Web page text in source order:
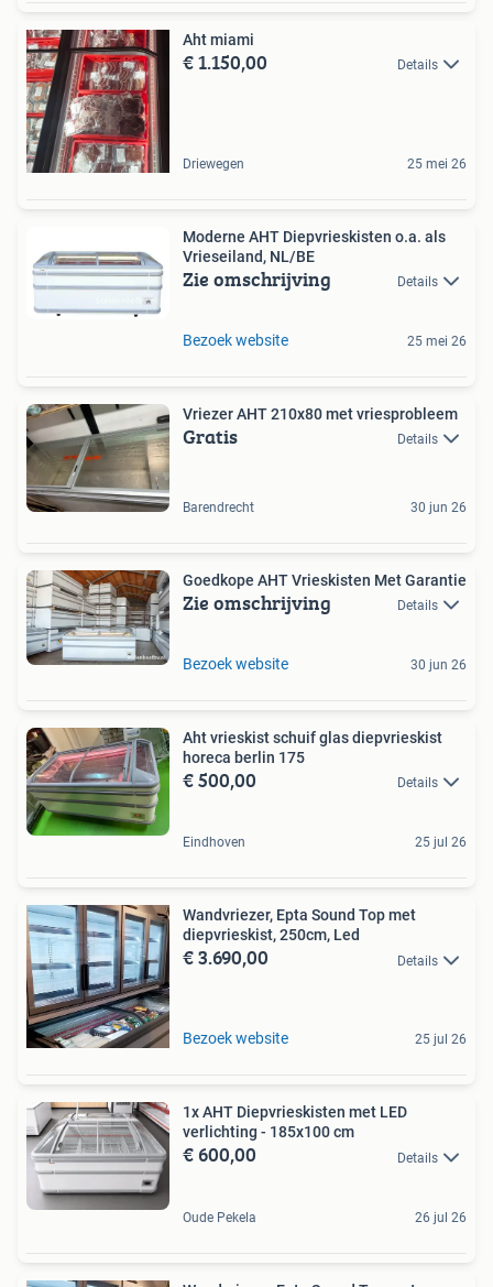
Aht miami
€ 1.150,00 Details
Driewegen 25 mei 26
Moderne AHT Diepvrieskisten o.a. als
Vrieseiland, NL/BE
Zie omschrijving Details
Bezoek website 25 mei 26
Vriezer AHT 210x80 met vriesprobleem
Gratis Details
Barendrecht 30 jun 26
Goedkope AHT Vrieskisten Met Garantie
Zie omschrijving Details
Bezoek website 30 jun 26
Aht vrieskist schuif glas diepvrieskist
horeca berlin 175
€ 500,00 Details
Eindhoven 25 jul 26
Wandvriezer, Epta Sound Top met
diepvrieskist, 250cm, Led
€ 3.690,00 Details
Bezoek website 25 jul 26
1x AHT Diepvrieskisten met LED
verlichting - 185x100 cm
€ 600,00 Details
Oude Pekela 26 jul 26